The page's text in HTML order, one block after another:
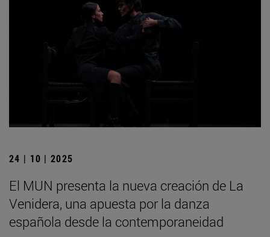
24 | 10 | 2025
El MUN presenta la nueva creación de La
Venidera, una apuesta por la danza
española desde la contemporaneidad